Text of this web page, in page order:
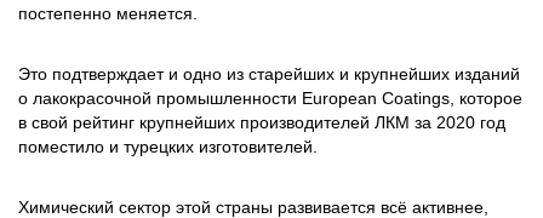
постепенно меняется.
Это подтверждает и одно из старейших и крупнейших изданий
о лакокрасочной промышленности European Coatings, которое
в свой рейтинг крупнейших производителей ЛКМ за 2020 год
поместило и турецких изготовителей.
Химический сектор этой страны развивается всё активнее,